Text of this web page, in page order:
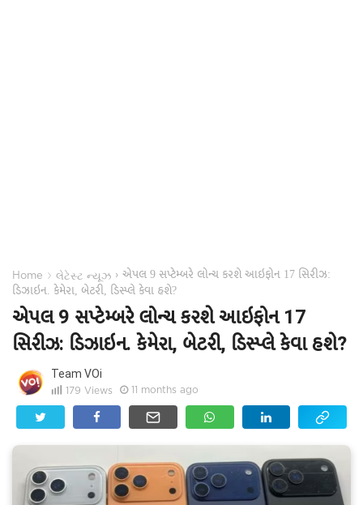
Home › લેટેસ્ટ ન્યૂઝ › એપલ 9 સપ્ટેમ્બરે લોન્ચ કરશે આઇફોન 17 સિરીઝ:
ડિઝાઇન. કેમેરા, બેટરી, ડિસ્પ્લે કેવા હશે?
એપલ 9 સપ્ટેમ્બરે લોન્ચ કરશે આઇફોન 17
સિરીઝ: ડિઝાઇન. કેમેરા, બેટરી, ડિસ્પ્લે કેવા હશે?
Team VOi
179 Views 11 months ago